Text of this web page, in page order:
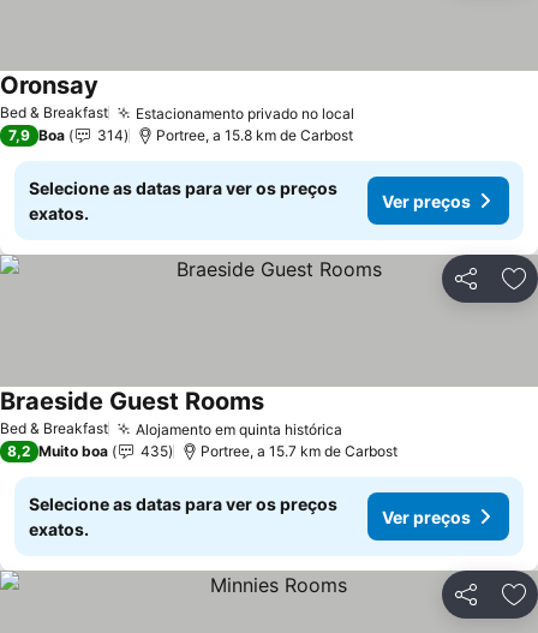
Bed & Breakfast Estacionamento privado no local
Oronsay
7,9 Boa 314 Portree, a 15.8 km de Carbost
Selecione as datas para ver os preços
exatos.
Ver preços
Partilhar
Bed & Breakfast Alojamento em quinta histórica
Braeside Guest RoomsVer preços
8,2 Muito boa 435 Portree, a 15.7 km de Carbost
Selecione as datas para ver os preços
exatos.
Ver preços
Partilhar